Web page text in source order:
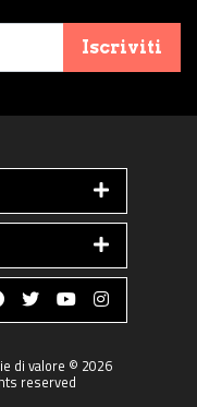
Iscriviti
us on
Follow us on
Follow us on
Follow us
di valore © 2026
reserved